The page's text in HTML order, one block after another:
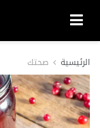
الرئيسية صحتك